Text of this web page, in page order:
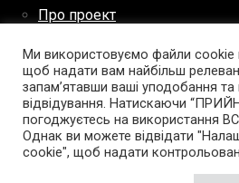
Про проект
Правила використання
Підпишись на AutoGeek!
facebooktwitter instagramyoutube
Ми використовуємо файли cookie
щоб надати вам найбільш
запам’ятавши ваші уподобання
відвідування. Натискаючи
погоджуєтесь на використання
Однак ви можете відвідати
cookie", щоб надати